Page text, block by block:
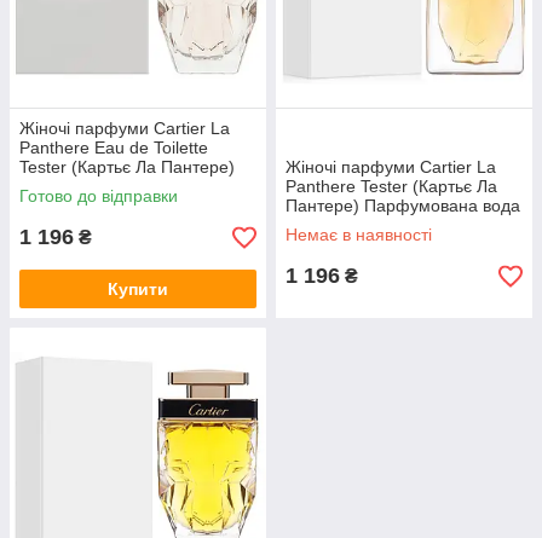
Жіночі парфуми Cartier La
Panthere Eau de Toilette
Tester (Картьє Ла Пантере)
Туалетна вода 75 ml/мл
Тестер
Готово до відправки
1 196 ₴
Купити
Жіночі парфуми Cartier La
Panthere Tester (Картьє Ла
Пантере) Парфумована вода
75 ml/мл Тестер
Немає в наявності
1 196 ₴